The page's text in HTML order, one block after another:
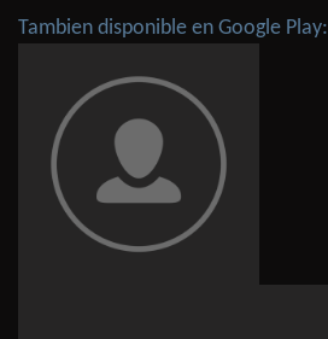
Tambien disponible en Google Play: